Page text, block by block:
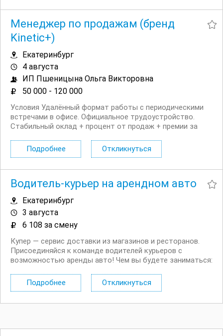
Менеджер по продажам (бренд
Kinetic+)
Екатеринбург
4 августа
ИП Пшеницына Ольга Викторовна
50 000 - 120 000
Условия Удалённый формат работы с периодическими
встречами в офисе. Официальное трудоустройство.
Стабильный оклад + процент от продаж + премии за
ограничений. Карьерный и профессиональный рост.
Гибкий график работы. Доступ к современным
Подробнее Откликнуться
Водитель-курьер на арендном авто
Екатеринбург
3 августа
6 108 за смену
Купер — сервис доставки из магазинов и ресторанов.
Присоединяйся к команде водителей курьеров с
возможностью аренды авто! Чем вы будете заниматься:
их покупателям Почему стоит откликнуться:
Гарантированный доход на карту каждую...
Подробнее Откликнуться